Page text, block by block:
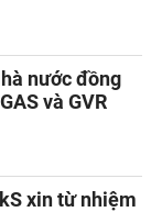
nước đồng
và GVR
xin từ nhiệm